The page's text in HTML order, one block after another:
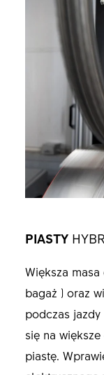
PIASTY
Większa
bagaż ) oraz
podczas
się na
piastę.